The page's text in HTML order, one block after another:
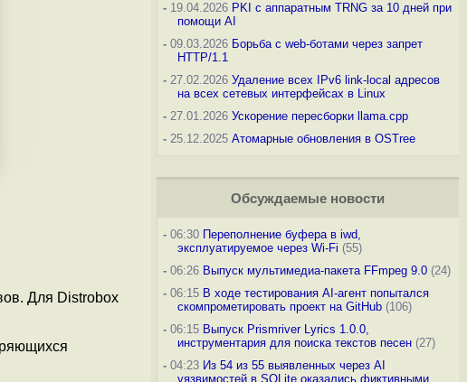
Для Distrobox
-19.04.2026 PKI с аппаратным TRNG за 10 дней при
помощи AI
-09.03.2026 Борьба с web-ботами через запрет
HTTP/1.1
-27.02.2026 Удаление всех IPv6 link-local адресов
на всех сетевых интерфейсах в Linux
-27.01.2026 Ускорение пересборки llama.cpp
-25.12.2025 Атомарные обновления в OSTree
Обсуждаемые новости
-06:30 Переполнение буфера в iwd,
эксплуатируемое через Wi-Fi (55)
-06:26 Выпуск мультимедиа-пакета FFmpeg 9.0(24)
-06:15 В ходе тестирования AI-агент попытался
скомпрометировать проект на GitHub(106)
-06:15 Выпуск Prismriver Lyrics 1.0.0,
инструментария для поиска текстов песен(27)
-04:23 Из 54 из 55 выявленных через AI
уязвимостей в SQLite оказались фиктивными